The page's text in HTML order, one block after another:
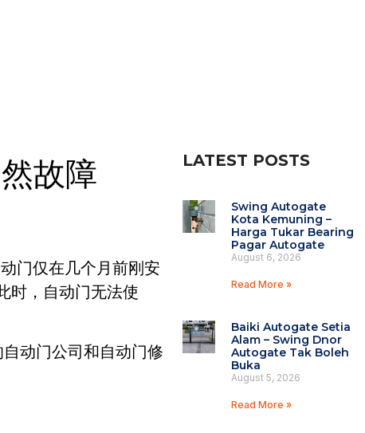
故障
门仅在几个月前刚安
时，自动门无法使
动门公司和自动门修
LATEST POSTS
Swing Autogate
Kota Kemuning –
Harga Tukar Bearing
Pagar Autogate
August 6, 2026
Read More »
Baiki Autogate Setia
Alam – Swing Dnor
Autogate Tak Boleh
Buka
August 5, 2026
Read More »